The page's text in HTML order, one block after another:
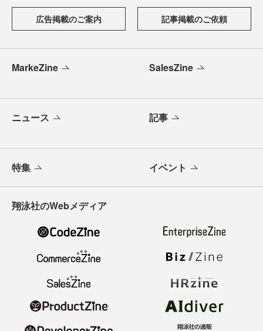
広告掲載のご案内 記事掲載のご依頼
MarkeZine SalesZine
ニュース 記事
特集 イベント
翔泳社のWebメディア